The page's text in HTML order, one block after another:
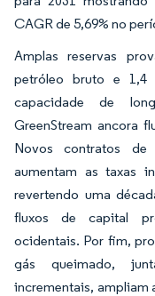
CAGR de 5,69% no
Amplas reservas
petróleo bruto e 1,4
capacidade de
GreenStream ancora
Novos contratos
aumentam as taxas
revertendo uma
fluxos de capital
ocidentais. Por fim,
gás queimado,
incrementais, ampliam